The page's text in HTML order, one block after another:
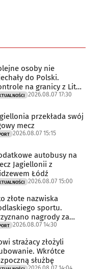
osoby nie
do Polski.
na granicy z Litwą
2026.08.07 17:30
przekłada swój
mecz
2026.08.07 15:15
autobusy na
Jagiellonii z
Łódź
2026.08.07 15:00
złote nazwiska
sportu.
nagrody za
rok
2026.08.07 14:30
strażacy złożyli
Wkrótce
służbę